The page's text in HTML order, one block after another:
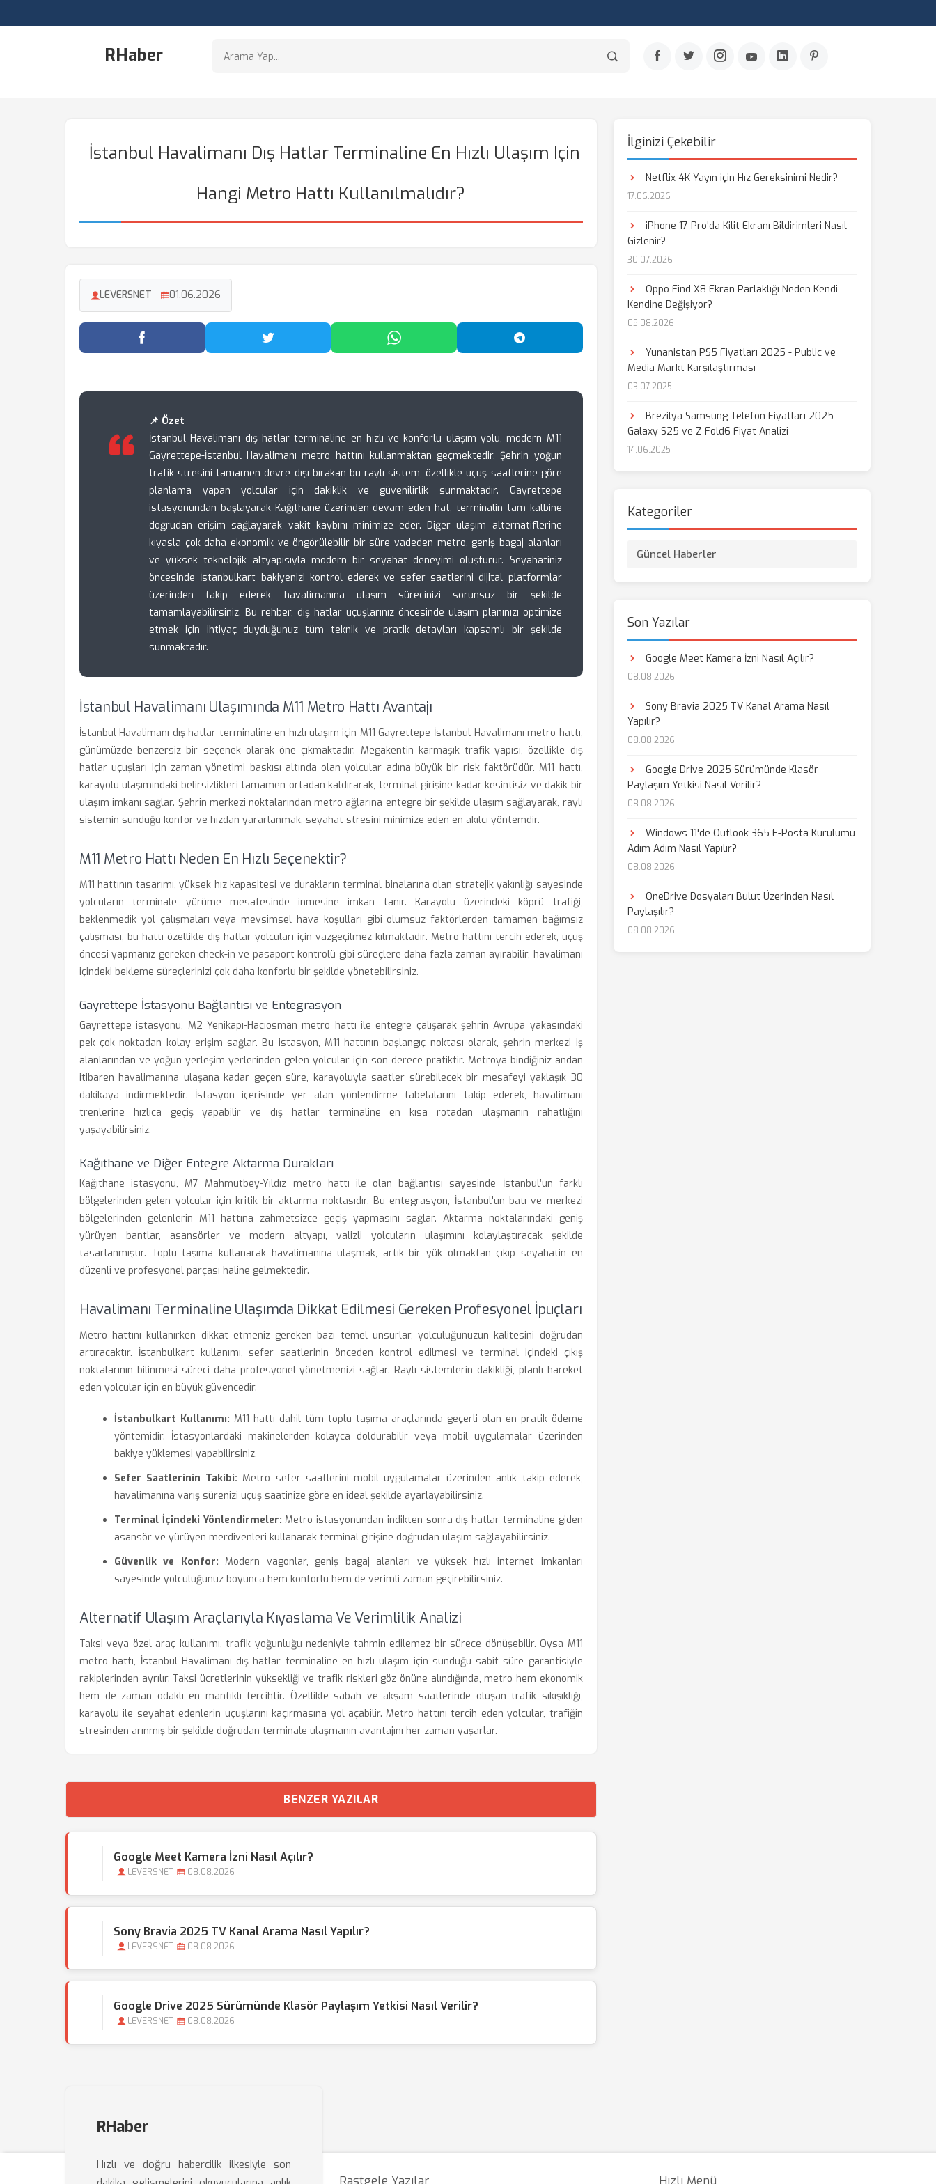
RHaber
İstanbul Havalimanı Dış Hatlar Terminaline En Hızlı Ulaşım Için
Hangi Metro Hattı Kullanılmalıdır?
LEVERSNET 01.06.2026
Facebook'ta Paylaş Twitter'da Paylaş WhatsApp'ta Paylaş Telegram'da Paylaş
📌 Özet
İstanbul Havalimanı dış hatlar terminaline en hızlı ve konforlu ulaşım yolu, modern M11
Gayrettepe-İstanbul Havalimanı metro hattını kullanmaktan geçmektedir. Şehrin yoğun
trafik stresini tamamen devre dışı bırakan bu raylı sistem, özellikle uçuş saatlerine göre
planlama yapan yolcular için dakiklik ve güvenilirlik sunmaktadır. Gayrettepe
istasyonundan başlayarak Kağıthane üzerinden devam eden hat, terminalin tam kalbine
doğrudan erişim sağlayarak vakit kaybını minimize eder. Diğer ulaşım alternatiflerine
kıyasla çok daha ekonomik ve öngörülebilir bir süre vadeden metro, geniş bagaj alanları
ve yüksek teknolojik altyapısıyla modern bir seyahat deneyimi oluşturur. Seyahatiniz
öncesinde İstanbulkart bakiyenizi kontrol ederek ve sefer saatlerini dijital platformlar
üzerinden takip ederek, havalimanına ulaşım sürecinizi sorunsuz bir şekilde
tamamlayabilirsiniz. Bu rehber, dış hatlar uçuşlarınız öncesinde ulaşım planınızı optimize
etmek için ihtiyaç duyduğunuz tüm teknik ve pratik detayları kapsamlı bir şekilde
sunmaktadır.
İstanbul Havalimanı Ulaşımında M11 Metro Hattı Avantajı
İstanbul Havalimanı dış hatlar terminaline en hızlı ulaşım için M11 Gayrettepe-İstanbul Havalimanı metro hattı,
günümüzde benzersiz bir seçenek olarak öne çıkmaktadır. Megakentin karmaşık trafik yapısı, özellikle dış
hatlar uçuşları için zaman yönetimi baskısı altında olan yolcular adına büyük bir risk faktörüdür. M11 hattı,
karayolu ulaşımındaki belirsizlikleri tamamen ortadan kaldırarak, terminal girişine kadar kesintisiz ve dakik bir
ulaşım imkanı sağlar. Şehrin merkezi noktalarından metro ağlarına entegre bir şekilde ulaşım sağlayarak, raylı
sistemin sunduğu konfor ve hızdan yararlanmak, seyahat stresini minimize eden en akılcı yöntemdir.
M11 Metro Hattı Neden En Hızlı Seçenektir?
M11 hattının tasarımı, yüksek hız kapasitesi ve durakların terminal binalarına olan stratejik yakınlığı sayesinde
yolcuların terminale yürüme mesafesinde inmesine imkan tanır. Karayolu üzerindeki köprü trafiği,
beklenmedik yol çalışmaları veya mevsimsel hava koşulları gibi olumsuz faktörlerden tamamen bağımsız
çalışması, bu hattı özellikle dış hatlar yolcuları için vazgeçilmez kılmaktadır. Metro hattını tercih ederek, uçuş
öncesi yapmanız gereken check-in ve pasaport kontrolü gibi süreçlere daha fazla zaman ayırabilir, havalimanı
içindeki bekleme süreçlerinizi çok daha konforlu bir şekilde yönetebilirsiniz.
Gayrettepe İstasyonu Bağlantısı ve Entegrasyon
Gayrettepe istasyonu, M2 Yenikapı-Hacıosman metro hattı ile entegre çalışarak şehrin Avrupa yakasındaki
pek çok noktadan kolay erişim sağlar. Bu istasyon, M11 hattının başlangıç noktası olarak, şehrin merkezi iş
alanlarından ve yoğun yerleşim yerlerinden gelen yolcular için son derece pratiktir. Metroya bindiğiniz andan
itibaren havalimanına ulaşana kadar geçen süre, karayoluyla saatler sürebilecek bir mesafeyi yaklaşık 30
dakikaya indirmektedir. İstasyon içerisinde yer alan yönlendirme tabelalarını takip ederek, havalimanı
trenlerine hızlıca geçiş yapabilir ve dış hatlar terminaline en kısa rotadan ulaşmanın rahatlığını
yaşayabilirsiniz.
Kağıthane ve Diğer Entegre Aktarma Durakları
Kağıthane istasyonu, M7 Mahmutbey-Yıldız metro hattı ile olan bağlantısı sayesinde İstanbul’un farklı
bölgelerinden gelen yolcular için kritik bir aktarma noktasıdır. Bu entegrasyon, İstanbul'un batı ve merkezi
bölgelerinden gelenlerin M11 hattına zahmetsizce geçiş yapmasını sağlar. Aktarma noktalarındaki geniş
yürüyen bantlar, asansörler ve modern altyapı, valizli yolcuların ulaşımını kolaylaştıracak şekilde
tasarlanmıştır. Toplu taşıma kullanarak havalimanına ulaşmak, artık bir yük olmaktan çıkıp seyahatin en
düzenli ve profesyonel parçası haline gelmektedir.
Havalimanı Terminaline Ulaşımda Dikkat Edilmesi Gereken Profesyonel İpuçları
Metro hattını kullanırken dikkat etmeniz gereken bazı temel unsurlar, yolculuğunuzun kalitesini doğrudan
artıracaktır. İstanbulkart kullanımı, sefer saatlerinin önceden kontrol edilmesi ve terminal içindeki çıkış
noktalarının bilinmesi süreci daha profesyonel yönetmenizi sağlar. Raylı sistemlerin dakikliği, planlı hareket
eden yolcular için en büyük güvencedir.
İstanbulkart Kullanımı: M11 hattı dahil tüm toplu taşıma araçlarında geçerli olan en pratik ödeme
yöntemidir. İstasyonlardaki makinelerden kolayca doldurabilir veya mobil uygulamalar üzerinden
bakiye yüklemesi yapabilirsiniz.
Sefer Saatlerinin Takibi: Metro sefer saatlerini mobil uygulamalar üzerinden anlık takip ederek,
havalimanına varış sürenizi uçuş saatinize göre en ideal şekilde ayarlayabilirsiniz.
Terminal İçindeki Yönlendirmeler: Metro istasyonundan indikten sonra dış hatlar terminaline giden
asansör ve yürüyen merdivenleri kullanarak terminal girişine doğrudan ulaşım sağlayabilirsiniz.
Güvenlik ve Konfor: Modern vagonlar, geniş bagaj alanları ve yüksek hızlı internet imkanları
sayesinde yolculuğunuz boyunca hem konforlu hem de verimli zaman geçirebilirsiniz.
Alternatif Ulaşım Araçlarıyla Kıyaslama Ve Verimlilik Analizi
Taksi veya özel araç kullanımı, trafik yoğunluğu nedeniyle tahmin edilemez bir sürece dönüşebilir. Oysa M11
metro hattı, İstanbul Havalimanı dış hatlar terminaline en hızlı ulaşım için sunduğu sabit süre garantisiyle
rakiplerinden ayrılır. Taksi ücretlerinin yüksekliği ve trafik riskleri göz önüne alındığında, metro hem ekonomik
hem de zaman odaklı en mantıklı tercihtir. Özellikle sabah ve akşam saatlerinde oluşan trafik sıkışıklığı,
karayolu ile seyahat edenlerin uçuşlarını kaçırmasına yol açabilir. Metro hattını tercih eden yolcular, trafiğin
stresinden arınmış bir şekilde doğrudan terminale ulaşmanın avantajını her zaman yaşarlar.
BENZER YAZILAR
Google Meet Kamera İzni Nasıl Açılır?
LEVERSNET 08.08.2026
Sony Bravia 2025 TV Kanal Arama Nasıl Yapılır?
LEVERSNET 08.08.2026
Google Drive 2025 Sürümünde Klasör Paylaşım Yetkisi Nasıl Verilir?
LEVERSNET 08.08.2026
İlginizi Çekebilir
Netflix 4K Yayın için Hız Gereksinimi Nedir?
17.06.2026
iPhone 17 Pro'da Kilit Ekranı Bildirimleri Nasıl
Gizlenir?
30.07.2026
Oppo Find X8 Ekran Parlaklığı Neden Kendi
Kendine Değişiyor?
05.08.2026
Yunanistan PS5 Fiyatları 2025 - Public ve
Media Markt Karşılaştırması
03.07.2025
Brezilya Samsung Telefon Fiyatları 2025 -
Galaxy S25 ve Z Fold6 Fiyat Analizi
14.06.2025
Kategoriler
Güncel Haberler
Son Yazılar
Google Meet Kamera İzni Nasıl Açılır?
08.08.2026
Sony Bravia 2025 TV Kanal Arama Nasıl
Yapılır?
08.08.2026
Google Drive 2025 Sürümünde Klasör
Paylaşım Yetkisi Nasıl Verilir?
08.08.2026
Windows 11'de Outlook 365 E-Posta Kurulumu
Adım Adım Nasıl Yapılır?
08.08.2026
OneDrive Dosyaları Bulut Üzerinden Nasıl
Paylaşılır?
08.08.2026
RHaber
Hızlı ve doğru habercilik ilkesiyle son